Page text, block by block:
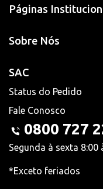
Páginas
Sobre Nós
SAC
Status do Pedido
Fale Conosco
0800 727
Segunda à sexta 8:00
*Exceto feriados